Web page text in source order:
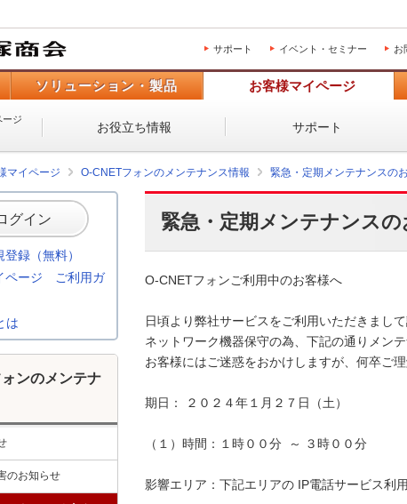
サポート イベント・セミナー お
ソリューション・製品 お客様マイページ
ージ
お役立ち情報 サポート
マイページ O-CNETフォンのメンテナンス情報 緊急・定期メンテナンスの
緊急・定期メンテナンス
O-CNETフォンご利用中のお客様へ
日頃より弊社サービスをご利用いただきまし
ネットワーク機器保守の為、下記の通りメン
お客様にはご迷惑をおかけしますが、何卒ご
期日： ２０２４年１月２７日（土）
（１）時間：１時００分  ～ ３時００分
影響エリア：下記エリアの IP電話サービス利
グイン
録（無料）
ページ ご利用ガ
は
ンのメンテナ
のお知らせ